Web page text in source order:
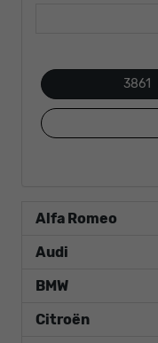
3861
Alfa Romeo
Audi
BMW
Citroën